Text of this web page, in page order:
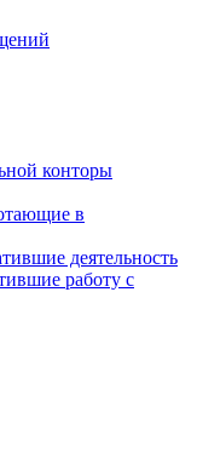
конторы
в
деятельность
работу с